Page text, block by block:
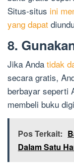
Situs-situs ini
yang dapat
8.
Jika Anda tidak
secara gratis,
berbayar seperti
membeli buku
Pos Terkait:
Dalam Satu